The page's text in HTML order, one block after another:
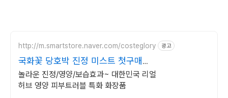
http://m.smartstore.naver.com/costeglory 광고
국화꽃 당호박 진정 미스트 첫구매
2,000원 할인
놀라운 진정/영양/보습효과~ 대한민국 리얼
허브 영양 피부트러블 특화 화장품